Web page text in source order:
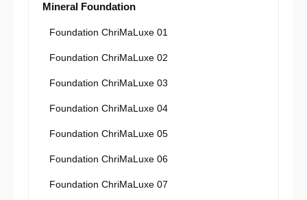
Mineral Foundation
Foundation ChriMaLuxe 01
Foundation ChriMaLuxe 02
Foundation ChriMaLuxe 03
Foundation ChriMaLuxe 04
Foundation ChriMaLuxe 05
Foundation ChriMaLuxe 06
Foundation ChriMaLuxe 07